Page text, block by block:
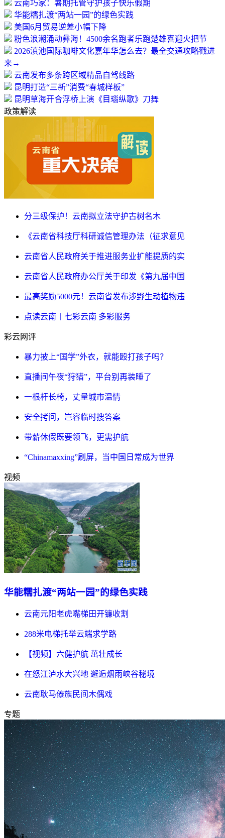
云南巧家：暑期托管守护孩子快乐假期
华能糯扎渡“两站一园”的绿色实践
美国6月贸易逆差小幅下降
粉色浪潮涌动彝海！4500余名跑者乐跑楚雄喜迎火把节
2026滇池国际咖啡文化嘉年华怎么去？最全交通攻略戳进
来→
云南发布多条跨区域精品自驾线路
昆明打造“三新”消费“春城样板”
昆明草海开合浮桥上演《目瑙纵歌》刀舞
政策解读
分三级保护！云南拟立法守护古树名木
《云南省科技厅科研诚信管理办法（征求意见
云南省人民政府关于推进服务业扩能提质的实
云南省人民政府办公厅关于印发《第九届中国
最高奖励5000元！云南省发布涉野生动植物违
点读云南丨七彩云南 多彩服务
彩云网评
暴力披上“国学”外衣，就能殴打孩子吗？
直播间午夜“狩猎”，平台别再装睡了
一根杆长椅，丈量城市温情
安全拷问，岂容临时搜答案
带薪休假既要领飞，更需护航
“Chinamaxxing”刷屏，当中国日常成为世界
视频
华能糯扎渡“两站一园”的绿色实践
云南元阳老虎嘴梯田开镰收割
288米电梯托举云端求学路
【视频】六健护航 茁壮成长
在怒江泸水大兴地 邂逅烟雨峡谷秘境
云南耿马傣族民间木偶戏
专题